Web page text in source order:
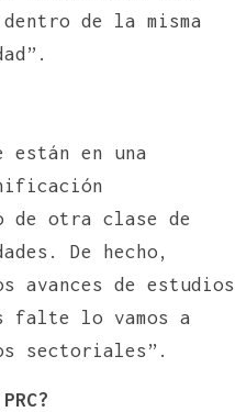
de la misma
están en una
o de otra clase de
De hecho,
avances de estudios
falte lo vamos a
sectoriales”.